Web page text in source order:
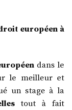
européen à
dans le
le meilleur et
un stage à la
tout à fait